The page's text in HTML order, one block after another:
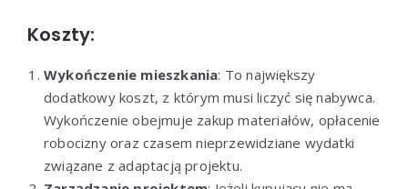
Koszty:
Wykończenie mieszkania: To największy
dodatkowy koszt, z którym musi liczyć się nabywca.
Wykończenie obejmuje zakup materiałów, opłacenie
robocizny oraz czasem nieprzewidziane wydatki
związane z adaptacją projektu.